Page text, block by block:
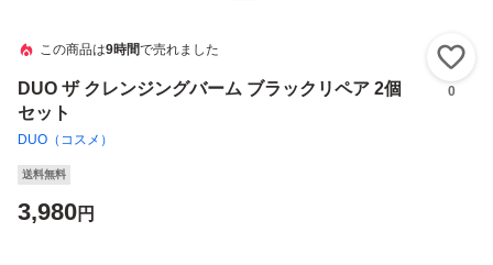
この商品は9時間で売れました
DUO ザ クレンジングバーム ブラックリペア 2個
セット
DUO（コスメ）
0
送料無料
3,980円